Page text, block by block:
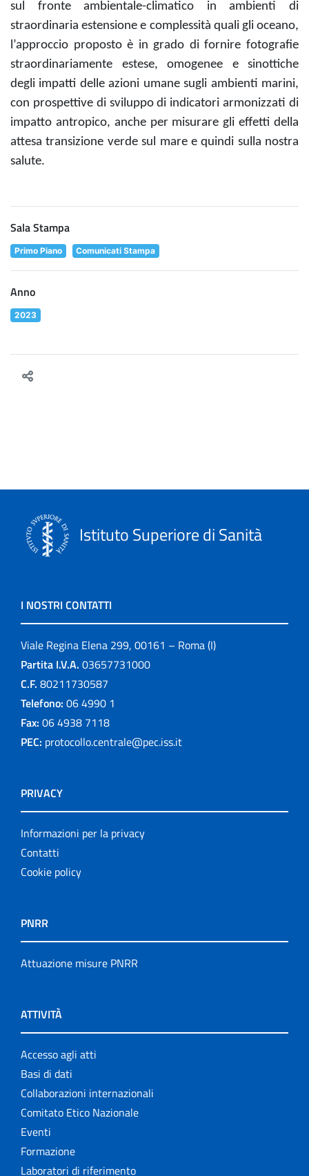
sul fronte ambientale-climatico in ambienti di
straordinaria estensione e complessità quali gli oceano,
l’approccio proposto è in grado di fornire fotografie
straordinariamente estese, omogenee e sinottiche
degli impatti delle azioni umane sugli ambienti marini,
con prospettive di sviluppo di indicatori armonizzati di
impatto antropico, anche per misurare gli effetti della
attesa transizione verde sul mare e quindi sulla nostra
salute.
Sala Stampa
Primo Piano Comunicati Stampa
Anno
2023
Istituto Superiore di Sanità
I NOSTRI CONTATTI
Viale Regina Elena 299, 00161 – Roma (I)
Partita I.V.A. 03657731000
C.F. 80211730587
Telefono: 06 4990 1
Fax: 06 4938 7118
PEC: protocollo.centrale@pec.iss.it
PRIVACY
Informazioni per la privacy
Contatti
Cookie policy
PNRR
Attuazione misure PNRR
ATTIVITÀ
Accesso agli atti
Basi di dati
Collaborazioni internazionali
Comitato Etico Nazionale
Eventi
Formazione
Laboratori di riferimento